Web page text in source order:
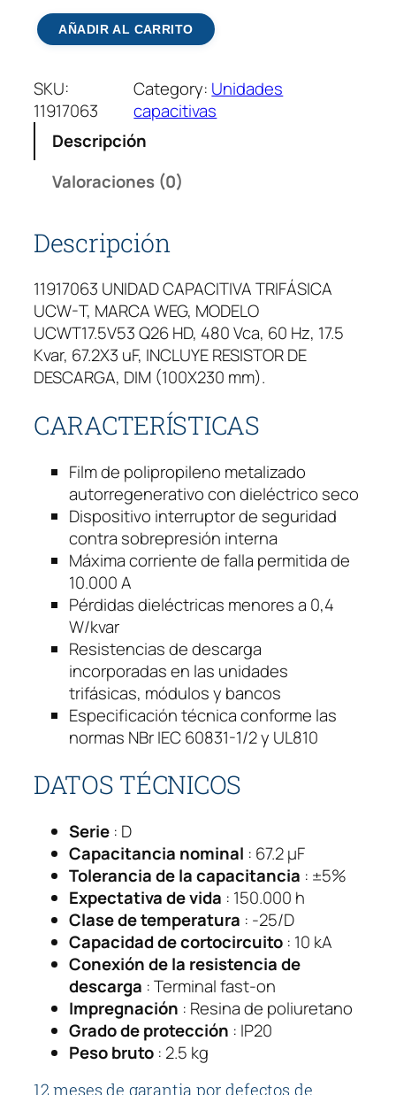
U
N
D
A
C
C
T
I
V
A
W
G
a
r
.
AÑADIR AL CARRITO
SKU:
11917063
Category: Unidades
capacitivas
Descripción
Valoraciones (0)
Descripción
11917063 UNIDAD CAPACITIVA TRIFÁSICA
UCW-T, MARCA WEG, MODELO
UCWT17.5V53 Q26 HD, 480 Vca, 60 Hz, 17.5
Kvar, 67.2X3 uF, INCLUYE RESISTOR DE
DESCARGA, DIM (100X230 mm).
CARACTERÍSTICAS
Film de polipropileno metalizado
autorregenerativo con dieléctrico seco
Dispositivo interruptor de seguridad
contra sobrepresión interna
Máxima corriente de falla permitida de
10.000 A
Pérdidas dieléctricas menores a 0,4
W/kvar
Resistencias de descarga
incorporadas en las unidades
trifásicas, módulos y bancos
Especificación técnica conforme las
normas NBr IEC 60831-1/2 y UL810
DATOS TÉCNICOS
Serie : D
Capacitancia nominal : 67.2 µF
Tolerancia de la capacitancia : ±5%
Expectativa de vida : 150.000 h
Clase de temperatura : -25/D
Capacidad de cortocircuito : 10 kA
Conexión de la resistencia de
descarga : Terminal fast-on
Impregnación : Resina de poliuretano
Grado de protección : IP20
Peso bruto : 2.5 kg
12 meses de garantia por defectos de